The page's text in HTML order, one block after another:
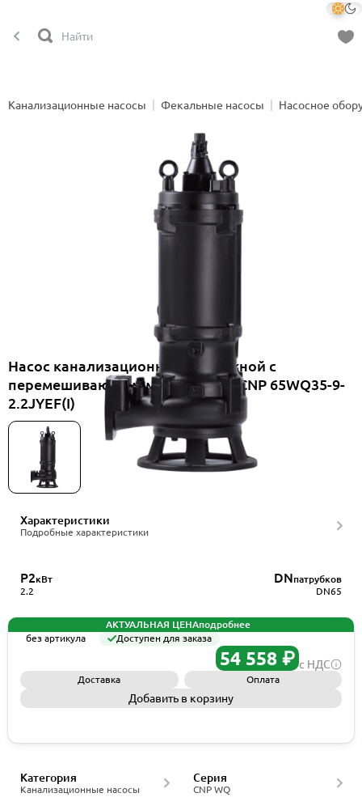
Канализационные насосы Фекальные насосы Насосное
Насос канализационный погружной с
перемешивающим механизмом CNP 65WQ35-9-
2.2JYEF(I)
Характеристики
Подробные характеристики
P2кВт
2.2
DNпатрубков
DN65
АКТУАЛЬНАЯ ЦЕНАподробнее
без артикула
Доступен для заказа
54 558 ₽ с НДС
Доставка Оплата
Добавить в корзину
Канализационные насосы
Категория
CNP WQ
Серия